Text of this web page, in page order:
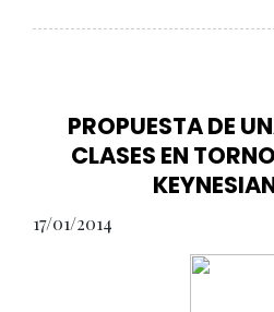
PROPUESTA DE
CLASES EN
17/01/2014